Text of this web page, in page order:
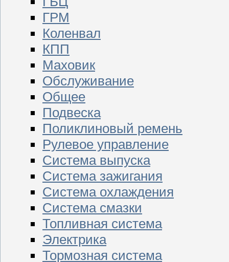
ГРМ
Коленвал
КПП
Маховик
Обслуживание
Общее
Подвеска
Поликлиновый ремень
Рулевое управление
Система выпуска
Система зажигания
Система охлаждения
Система смазки
Топливная система
Электрика
Тормозная система